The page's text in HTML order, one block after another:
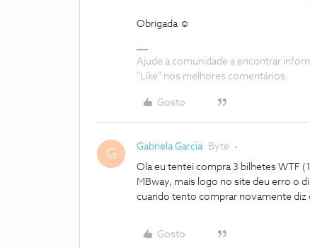
Obrigada ☺️
Ajude a comunidade a encontrar
"Like" nos melhores comentários.
Gosto
G Gabriela Garcia Byte
Ola eu tentei compra 3 bilhetes WTF
MBway, mais logo no site deu erro o
cuando tento comprar novamente diz
Gosto